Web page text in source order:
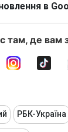
в
там, де вам
РБК-Україна